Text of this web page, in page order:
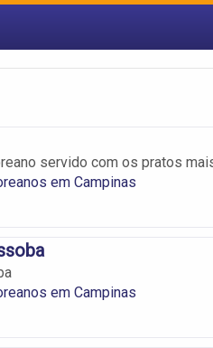
servido com os pratos
em Campinas
em Campinas